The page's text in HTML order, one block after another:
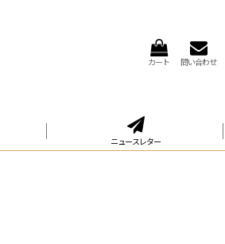
カート 問い合わせ
ニュースレター